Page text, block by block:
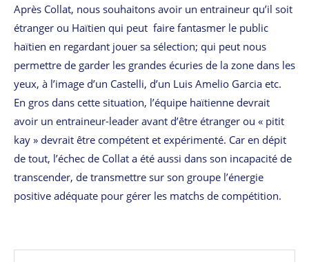
Après Collat, nous souhaitons avoir un entraineur qu’il soit
étranger ou Haïtien qui peut faire fantasmer le public
haïtien en regardant jouer sa sélection; qui peut nous
permettre de garder les grandes écuries de la zone dans les
yeux, à l’image d’un Castelli, d’un Luis Amelio Garcia etc.
En gros dans cette situation, l’équipe haïtienne devrait
avoir un entraineur-leader avant d’être étranger ou « pitit
kay » devrait être compétent et expérimenté. Car en dépit
de tout, l’échec de Collat a été aussi dans son incapacité de
transcender, de transmettre sur son groupe l’énergie
positive adéquate pour gérer les matchs de compétition.